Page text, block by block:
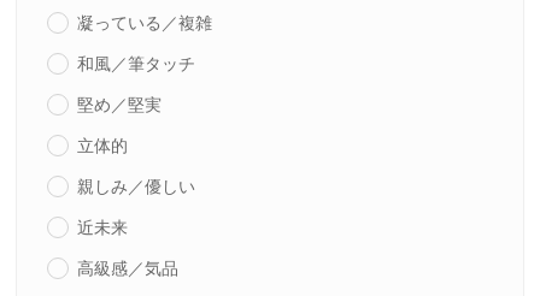
凝っている／複雑
和風／筆タッチ
堅め／堅実
立体的
親しみ／優しい
近未来
高級感／気品